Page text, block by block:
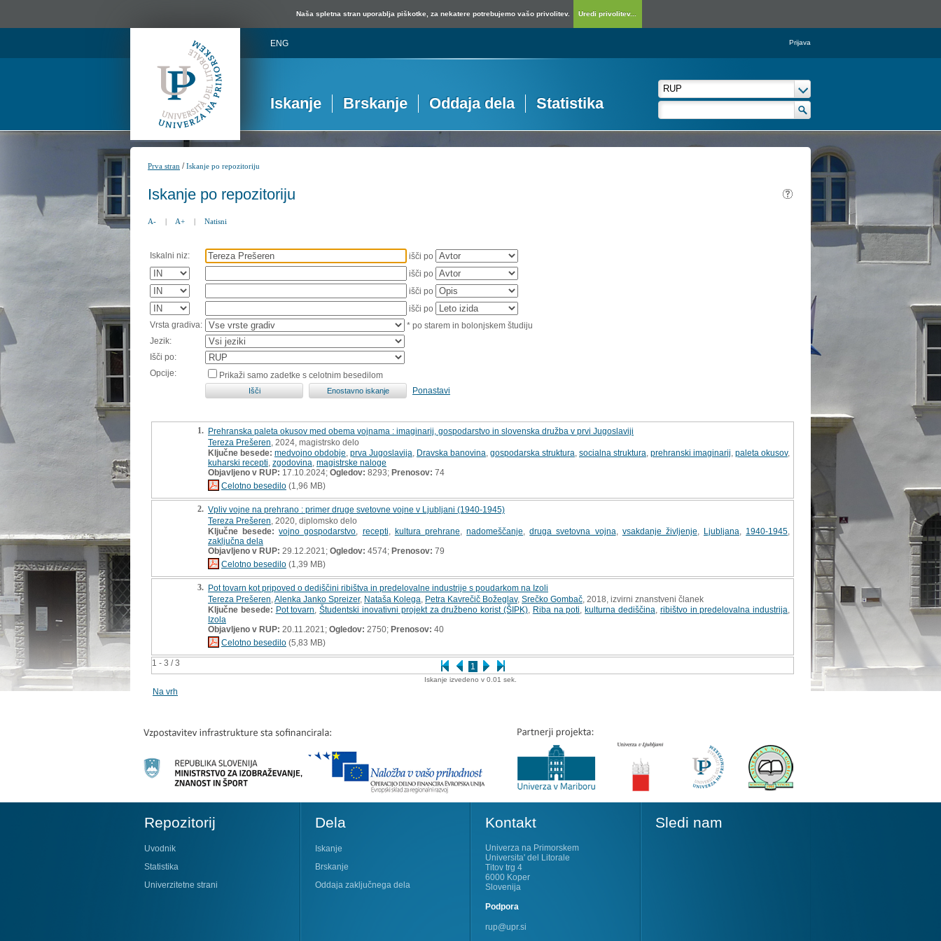
Naša spletna stran uporablja piškotke, za nekatere potrebujemo vašo privolitev. Uredi privolitev...
ENG Prijava
Iskanje Brskanje Oddaja dela Statistika
Prva stran /Iskanje po repozitoriju
Iskanje po repozitoriju
A- | A+ | Natisni
Iskalni niz:
išči po
išči po
išči po
išči po
Vrsta gradiva:
* po starem in bolonjskem študiju
Jezik:
Išči po:
Opcije:
Prikaži samo zadetke s celotnim besedilom
Ponastavi
1 - 3 / 3 1
1. Prehranska paleta okusov med obema vojnama : imaginarij, gospodarstvo in slovenska družba v prvi Jugoslaviji
Tereza Prešeren , 2024, magistrsko delo
Ključne besede: medvojno obdobje prva Jugoslavija Dravska banovina gospodarska struktura socialna struktura prehranski imaginarij paleta okusov,
kuharski recepti zgodovina magistrske naloge
Objavljeno v RUP: 17.10.2024; Ogledov: 8293; Prenosov: 74
Celotno besedilo (1,96 MB)
2. Vpliv vojne na prehrano : primer druge svetovne vojne v Ljubljani (1940-1945)
Tereza Prešeren , 2020, diplomsko delo
Ključne besede: vojno gospodarstvo recepti kultura prehrane ,nadomeščanje ,druga svetovna vojna vsakdanje življenje Ljubljana 1940-1945
zaključna dela
Objavljeno v RUP: 29.12.2021; Ogledov: 4574; Prenosov: 79
Celotno besedilo (1,39 MB)
3. Pot tovarn kot pripoved o dediščini ribištva in predelovalne industrije s poudarkom na Izoli
Tereza Prešeren Alenka Janko Spreizer, Nataša Kolega Petra Kavrečič Božeglav, Srečko Gombač , 2018, izvirni znanstveni članek
Ključne besede: Pot tovarn ,Študentski inovativni projekt za družbeno korist (ŠIPK), Riba na poti ,kulturna dediščina ribištvo in predelovalna industrija
Izola
Objavljeno v RUP: 20.11.2021; Ogledov: 2750; Prenosov: 40
Celotno besedilo (5,83 MB)
Iskanje izvedeno v 0.01 sek.
Na vrh
Repozitorij
Uvodnik
Statistika
Univerzitetne strani
Dela
Iskanje
Brskanje
Oddaja zaključnega dela
Kontakt
Univerza na Primorskem
Universita' del Litorale
Titov trg 4
6000 Koper
Slovenija
Podpora
rup@upr.si
Sledi nam